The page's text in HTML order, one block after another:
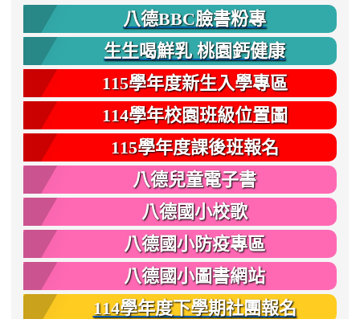
八德BBC臉書粉專
生生喝鮮乳 桃園鈣健康
115學年度新生入學專區
114學年校園班級位置圖
115學年度課後班報名
八德兒童電子書
八德國小校歌
八德國小防疫專區
八德國小圖書網站
114學年度下學期社團報名